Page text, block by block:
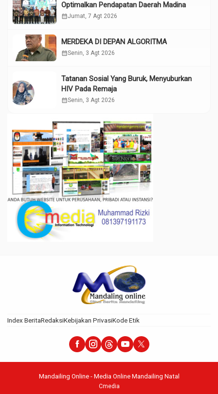
Optimalkan Pendapatan Daerah Madina
calendar_monthJumat, 7 Agt 2026
MERDEKA DI DEPAN ALGORITMA
calendar_monthSenin, 3 Agt 2026
Tatanan Sosial Yang Buruk, Menyuburkan
HIV Pada Remaja
calendar_monthSenin, 3 Agt 2026
Index BeritaRedaksiKebijakan PrivasiKode Etik
Mandailing Online - Media Online Mandailing Natal
Cmedia